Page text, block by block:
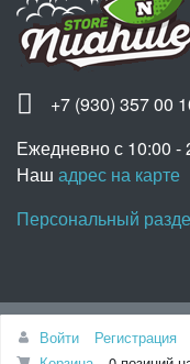
+7 (930) 357 00
Ежедневно с 10:00 -
Наш адрес на карте
Персональный
©
Войти
Регистрация